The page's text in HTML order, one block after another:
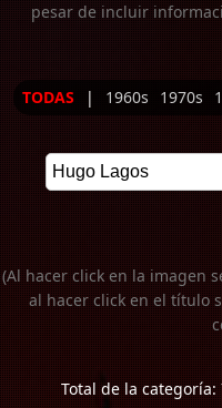
pesar de incluir
TODAS | 1960s 1970s
(Al hacer click en la imagen
al hacer click en el título
Total de la